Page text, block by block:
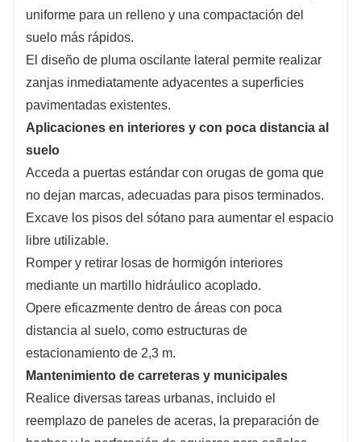
uniforme para un relleno y una compactación del
suelo más rápidos.
El diseño de pluma oscilante lateral permite realizar
zanjas inmediatamente adyacentes a superficies
pavimentadas existentes.
Aplicaciones en interiores y con poca distancia al
suelo
Acceda a puertas estándar con orugas de goma que
no dejan marcas, adecuadas para pisos terminados.
Excave los pisos del sótano para aumentar el espacio
libre utilizable.
Romper y retirar losas de hormigón interiores
mediante un martillo hidráulico acoplado.
Opere eficazmente dentro de áreas con poca
distancia al suelo, como estructuras de
estacionamiento de 2,3 m.
Mantenimiento de carreteras y municipales
Realice diversas tareas urbanas, incluido el
reemplazo de paneles de aceras, la preparación de